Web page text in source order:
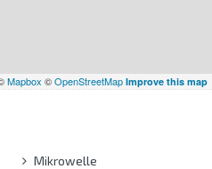
Mapbox ©OpenStreetMap Improve this map
Mikrowelle